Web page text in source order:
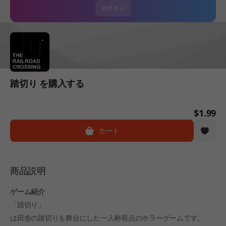
ログイン
踏切り を購入する
$1.99
カート
商品説明
ゲーム紹介
「踏切り」
は田舎の踏切りを舞台にした一人称視点のホラーゲームです。